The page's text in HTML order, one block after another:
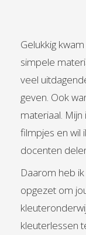
Gelukkig
simpele
veel
geven. Ook
materiaal.
filmpjes en wil
docenten
Daarom heb
opgezet om
kleuterlessen